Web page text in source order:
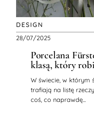
DESIGN
28/07/2025
Porcelana
klasą, który
W świecie, w którym
trafiają na listę
coś, co naprawdę...